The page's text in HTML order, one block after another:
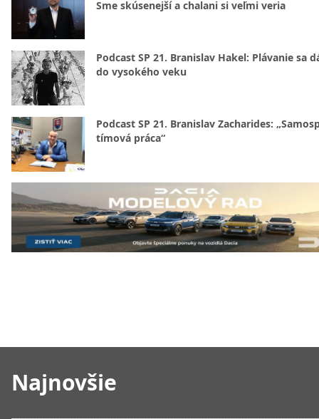
Najnovšie
Sme skúsenejší a chalani si veľmi veria
Podcast SP 21. Branislav Hakel: Plávanie sa
do vysokého veku
Podcast SP 21. Branislav Zacharides:
tímová práca“